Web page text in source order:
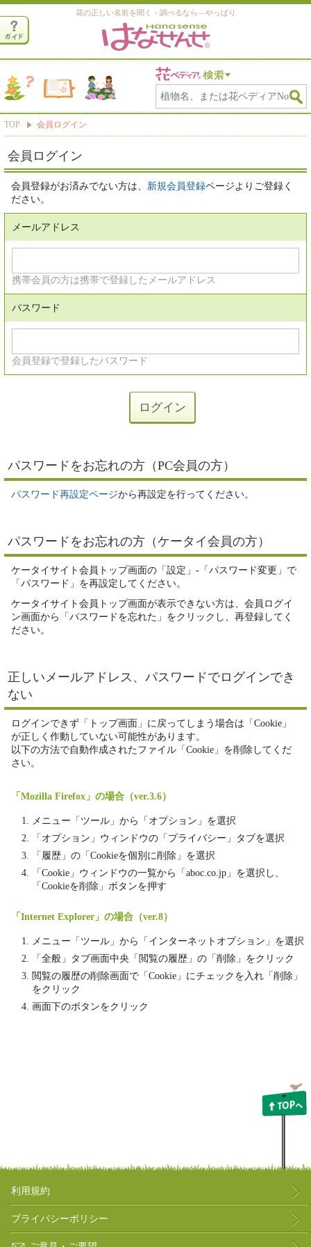
花の正しい名前を聞く・調べるなら―やっぱり
TOP 会員ログイン
会員ログイン
会員登録がお済みでない方は、 新規会員登録ページよりご登録く
ださい。
メールアドレス
携帯会員の方は携帯で登録したメールアドレス
パスワード
会員登録で登録したパスワード
パスワードをお忘れの方（PC会員の方）
パスワード再設定ページから再設定を行ってください。
パスワードをお忘れの方（ケータイ会員の方）
ケータイサイト会員トップ画面の「設定」-「パスワード変更」で
「パスワード」を再設定してください。
ケータイサイト会員トップ画面が表示できない方は、会員ログイ
ン画面から「パスワードを忘れた」をクリックし、再登録してく
ださい。
正しいメールアドレス、パスワードでログインでき
ない
ログインできず「トップ画面」に戻ってしまう場合は「Cookie」
が正しく作動していない可能性があります。
以下の方法で自動作成されたファイル「Cookie」を削除してくだ
さい。
「Mozilla Firefox」の場合（ver.3.6）
メニュー「ツール」から「オプション」を選択
「オプション」ウィンドウの「プライバシー」タブを選択
「履歴」の「Cookieを個別に削除」を選択
「Cookie」ウィンドウの一覧から「aboc.co.jp」を選択し、
「Cookieを削除」ボタンを押す
「Internet Explorer」の場合（ver.8）
メニュー「ツール」から「インターネットオプション」を選択
「全般」タブ画面中央「閲覧の履歴」の「削除」をクリック
閲覧の履歴の削除画面で「Cookie」にチェックを入れ「削除」
をクリック
画面下のボタンをクリック
利用規約
プライバシーポリシー